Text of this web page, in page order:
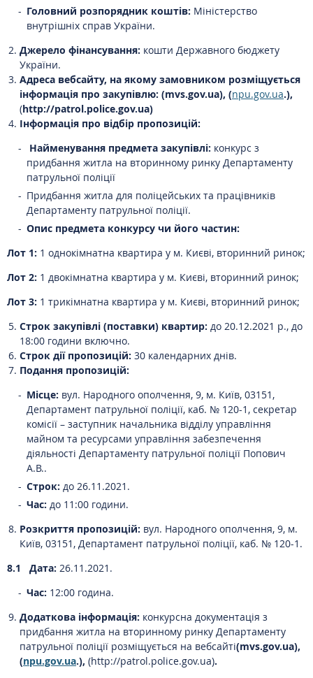
Головний розпорядник коштів: Міністерство
внутрішніх справ України.
Джерело фінансування: кошти Державного бюджету
України.
Адреса вебсайту, на якому замовником розміщується
інформація про закупівлю: (mvs.gov.ua), (npu.gov.ua.),
(http://patrol.police.gov.ua)
Інформація про відбір пропозицій:
Найменування предмета закупівлі: конкурс з
придбання житла на вторинному ринку Департаменту
патрульної поліції
Придбання житла для поліцейських та працівників
Департаменту патрульної поліції.
Опис предмета конкурсу чи його частин:
Лот 1: 1 однокімнатна квартира у м. Києві, вторинний ринок;
Лот 2: 1 двокімнатна квартира у м. Києві, вторинний ринок;
Лот 3: 1 трикімнатна квартира у м. Києві, вторинний ринок;
Строк закупівлі (поставки) квартир: до 20.12.2021 р., до
18:00 години включно.
Строк дії пропозицій: 30 календарних днів.
Подання пропозицій:
Місце: вул. Народного ополчення, 9, м. Київ, 03151,
Департамент патрульної поліції, каб. № 120-1, секретар
комісії – заступник начальника відділу управління
майном та ресурсами управління забезпечення
діяльності Департаменту патрульної поліції Попович
А.В..
Строк: до 26.11.2021.
Час: до 11:00 години.
Розкриття пропозицій: вул. Народного ополчення, 9, м.
Київ, 03151, Департамент патрульної поліції, каб. № 120-1.
8.1 Дата: 26.11.2021.
Час: 12:00 година.
Додаткова інформація: конкурсна документація з
придбання житла на вторинному ринку Департаменту
патрульної поліції розміщується на вебсайті(mvs.gov.ua),
(npu.gov.ua.), (http://patrol.police.gov.ua).